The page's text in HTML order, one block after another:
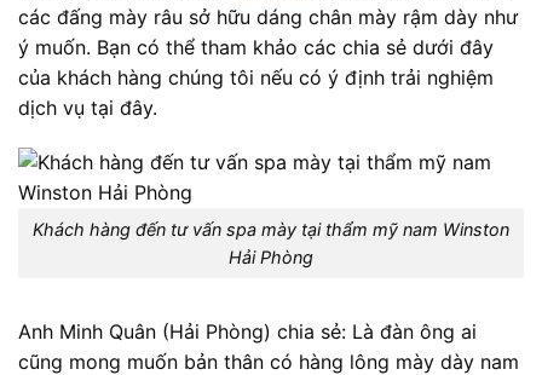
các đấng mày râu sở hữu dáng chân mày rậm dày như
ý muốn. Bạn có thể tham khảo các chia sẻ dưới đây
của khách hàng chúng tôi nếu có ý định trải nghiệm
dịch vụ tại đây.
Khách hàng đến tư vấn spa mày tại thẩm mỹ nam Winston
Hải Phòng
Anh Minh Quân (Hải Phòng) chia sẻ: Là đàn ông ai
cũng mong muốn bản thân có hàng lông mày dày nam